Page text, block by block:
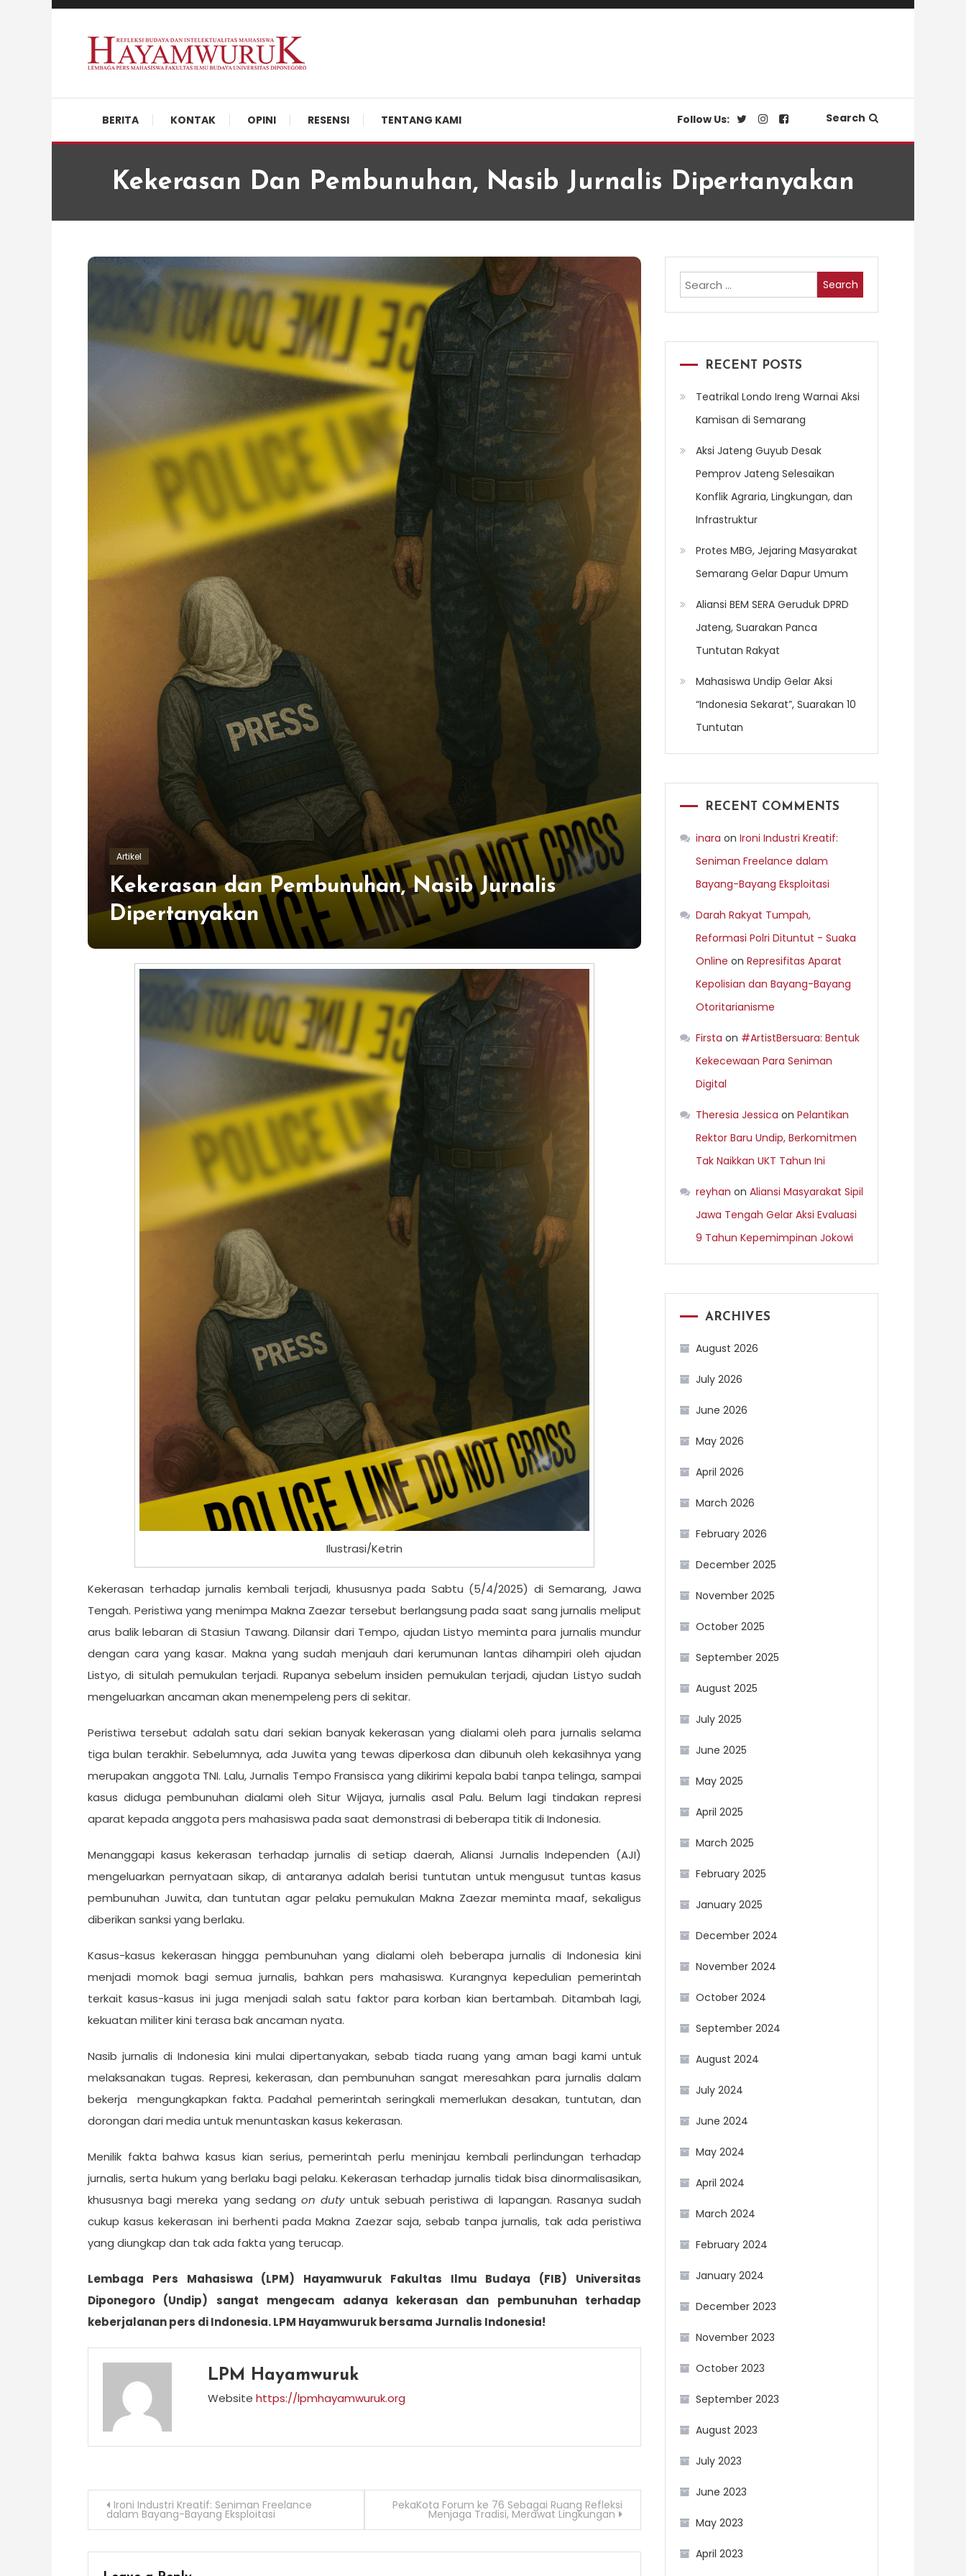
Skip
Content
BERITA KONTAK OPINI RESENSI TENTANG KAMI Follow Us: Search
Kekerasan Dan Pembunuhan, Nasib Jurnalis Dipertanyakan
Artikel
Kekerasan dan Pembunuhan, Nasib Jurnalis
Dipertanyakan
Ilustrasi/Ketrin
Kekerasan terhadap jurnalis kembali terjadi, khususnya pada Sabtu (5/4/2025) di Semarang, Jawa
Tengah. Peristiwa yang menimpa Makna Zaezar tersebut berlangsung pada saat sang jurnalis meliput
arus balik lebaran di Stasiun Tawang. Dilansir dari Tempo, ajudan Listyo meminta para jurnalis mundur
dengan cara yang kasar. Makna yang sudah menjauh dari kerumunan lantas dihampiri oleh ajudan
Listyo, di situlah pemukulan terjadi. Rupanya sebelum insiden pemukulan terjadi, ajudan Listyo sudah
mengeluarkan ancaman akan menempeleng pers di sekitar.
Peristiwa tersebut adalah satu dari sekian banyak kekerasan yang dialami oleh para jurnalis selama
tiga bulan terakhir. Sebelumnya, ada Juwita yang tewas diperkosa dan dibunuh oleh kekasihnya yang
merupakan anggota TNI. Lalu, Jurnalis Tempo Fransisca yang dikirimi kepala babi tanpa telinga, sampai
kasus diduga pembunuhan dialami oleh Situr Wijaya, jurnalis asal Palu. Belum lagi tindakan represi
aparat kepada anggota pers mahasiswa pada saat demonstrasi di beberapa titik di Indonesia.
Menanggapi kasus kekerasan terhadap jurnalis di setiap daerah, Aliansi Jurnalis Independen (AJI)
mengeluarkan pernyataan sikap, di antaranya adalah berisi tuntutan untuk mengusut tuntas kasus
pembunuhan Juwita, dan tuntutan agar pelaku pemukulan Makna Zaezar meminta maaf, sekaligus
diberikan sanksi yang berlaku.
Kasus-kasus kekerasan hingga pembunuhan yang dialami oleh beberapa jurnalis di Indonesia kini
menjadi momok bagi semua jurnalis, bahkan pers mahasiswa. Kurangnya kepedulian pemerintah
terkait kasus-kasus ini juga menjadi salah satu faktor para korban kian bertambah. Ditambah lagi,
kekuatan militer kini terasa bak ancaman nyata.
Nasib jurnalis di Indonesia kini mulai dipertanyakan, sebab tiada ruang yang aman bagi kami untuk
melaksanakan tugas. Represi, kekerasan, dan pembunuhan sangat meresahkan para jurnalis dalam
bekerja mengungkapkan fakta. Padahal pemerintah seringkali memerlukan desakan, tuntutan, dan
dorongan dari media untuk menuntaskan kasus kekerasan.
Menilik fakta bahwa kasus kian serius, pemerintah perlu meninjau kembali perlindungan terhadap
jurnalis, serta hukum yang berlaku bagi pelaku. Kekerasan terhadap jurnalis tidak bisa dinormalisasikan,
khususnya bagi mereka yang sedangon duty untuk sebuah peristiwa di lapangan. Rasanya sudah
cukup kasus kekerasan ini berhenti pada Makna Zaezar saja, sebab tanpa jurnalis, tak ada peristiwa
yang diungkap dan tak ada fakta yang terucap.
Lembaga Pers Mahasiswa (LPM) Hayamwuruk Fakultas Ilmu Budaya (FIB) Universitas
Diponegoro (Undip) sangat mengecam adanya kekerasan dan pembunuhan terhadap
keberjalanan pers di Indonesia. LPM Hayamwuruk bersama Jurnalis Indonesia!
LPM Hayamwuruk
Website https://lpmhayamwuruk.org
Post
navigation
Ironi Industri Kreatif: Seniman Freelance
dalam Bayang-Bayang Eksploitasi
PekaKota Forum ke 76 Sebagai Ruang Refleksi
Menjaga Tradisi, Merawat Lingkungan
Search
for:
RECENT POSTS
Teatrikal Londo Ireng Warnai Aksi
Kamisan di Semarang
Aksi Jateng Guyub Desak
Pemprov Jateng Selesaikan
Konflik Agraria, Lingkungan, dan
Infrastruktur
Protes MBG, Jejaring Masyarakat
Semarang Gelar Dapur Umum
Aliansi BEM SERA Geruduk DPRD
Jateng, Suarakan Panca
Tuntutan Rakyat
Mahasiswa Undip Gelar Aksi
“Indonesia Sekarat”, Suarakan 10
Tuntutan
RECENT COMMENTS
inara on Ironi Industri Kreatif:
Seniman Freelance dalam
Bayang-Bayang Eksploitasi
Darah Rakyat Tumpah,
Reformasi Polri Dituntut - Suaka
Online on Represifitas Aparat
Kepolisian dan Bayang-Bayang
Otoritarianisme
Firsta on #ArtistBersuara: Bentuk
Kekecewaan Para Seniman
Digital
Theresia Jessica on Pelantikan
Rektor Baru Undip, Berkomitmen
Tak Naikkan UKT Tahun Ini
reyhan on Aliansi Masyarakat Sipil
Jawa Tengah Gelar Aksi Evaluasi
9 Tahun Kepemimpinan Jokowi
ARCHIVES
August 2026
July 2026
June 2026
May 2026
April 2026
March 2026
February 2026
December 2025
November 2025
October 2025
September 2025
August 2025
July 2025
June 2025
May 2025
April 2025
March 2025
February 2025
January 2025
December 2024
November 2024
October 2024
September 2024
August 2024
July 2024
June 2024
May 2024
April 2024
March 2024
February 2024
January 2024
December 2023
November 2023
October 2023
September 2023
August 2023
July 2023
June 2023
May 2023
April 2023